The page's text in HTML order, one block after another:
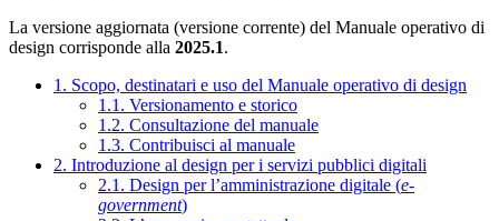
La versione aggiornata (versione corrente) del Manuale operativo di
design corrisponde alla 2025.1.
1. Scopo, destinatari e uso del Manuale operativo di design
1.1. Versionamento e storico
1.2. Consultazione del manuale
1.3. Contribuisci al manuale
2. Introduzione al design per i servizi pubblici digitali
2.1. Design per l’amministrazione digitale (e-
government)